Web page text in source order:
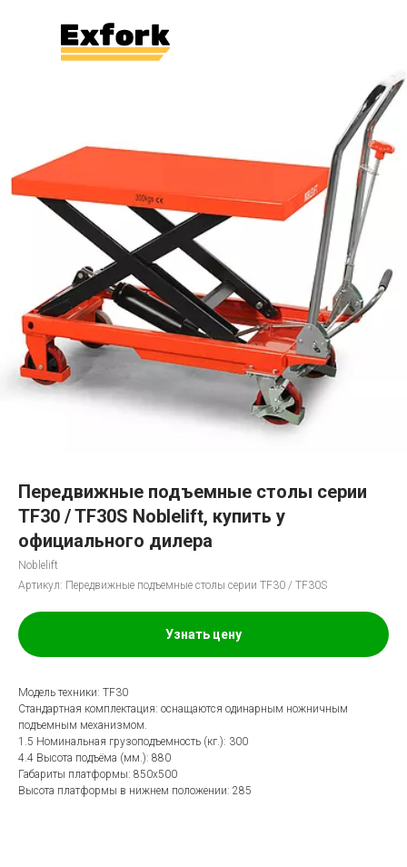
Передвижные подъемные столы серии
TF30 / TF30S Noblelift, купить у
официального дилера
Noblelift
Артикул: Передвижные подъемные столы серии TF30 / TF30S
Узнать цену
Модель техники: TF30
Стандартная комплектация: оснащаются одинарным ножничным
подъемным механизмом.
1.5 Номинальная грузоподъемность (кг.): 300
4.4 Высота подъёма (мм.): 880
Габариты платформы: 850х500
Высота платформы в нижнем положении: 285